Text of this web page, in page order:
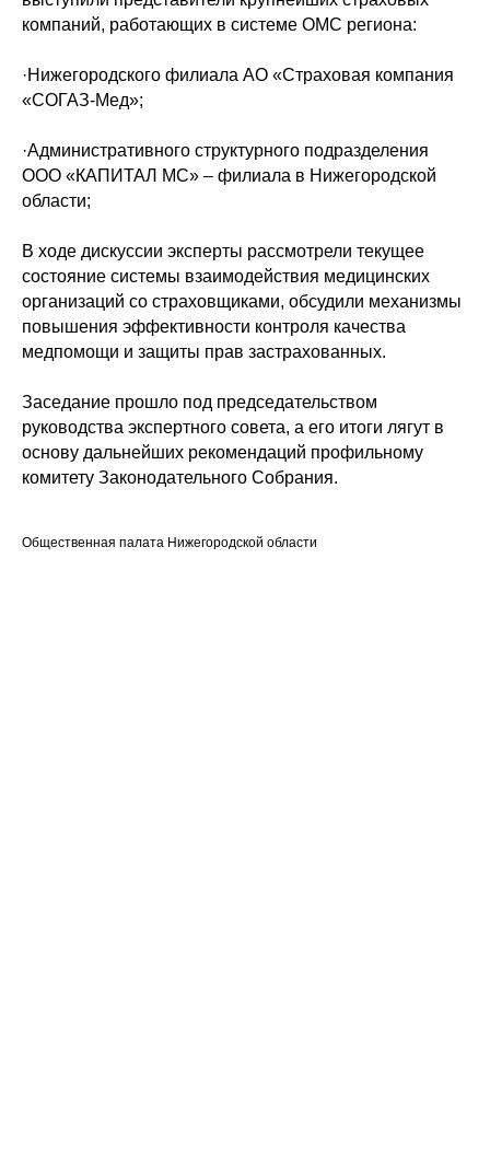
компаний, работающих в системе ОМС региона:
·Нижегородского филиала АО «Страховая компания
«СОГАЗ-Мед»;
·Административного структурного подразделения
ООО «КАПИТАЛ МС» – филиала в Нижегородской
области;
В ходе дискуссии эксперты рассмотрели текущее
состояние системы взаимодействия медицинских
организаций со страховщиками, обсудили механизмы
повышения эффективности контроля качества
медпомощи и защиты прав застрахованных.
Заседание прошло под председательством
руководства экспертного совета, а его итоги лягут в
основу дальнейших рекомендаций профильному
комитету Законодательного Собрания.
Общественная палата Нижегородской области